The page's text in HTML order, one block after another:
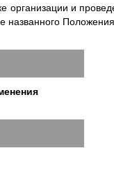
организации и